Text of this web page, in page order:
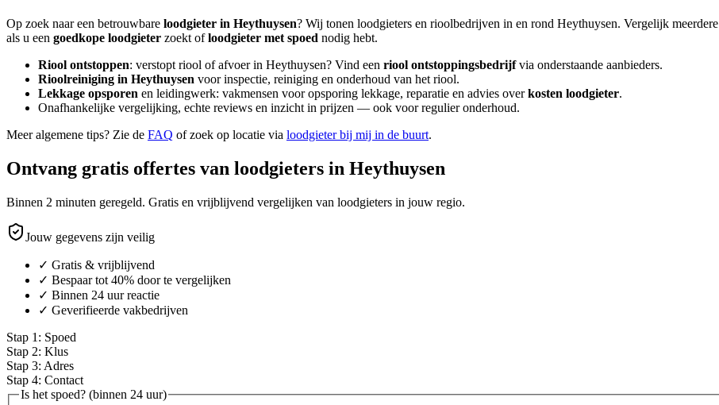
Op zoek naar een betrouwbare loodgieter in Heythuysen? Wij tonen loodgieters en rioolbedrijven in en rond Heythuysen. Vergelijk meerdere
als u een goedkope loodgieter zoekt ofloodgieter met spoed nodig hebt.
Riool ontstoppen: verstopt riool of afvoer in Heythuysen? Vind een riool ontstoppingsbedrijfvia onderstaande aanbieders.
Rioolreiniging in Heythuysen voor inspectie, reiniging en onderhoud van het riool.
Lekkage opsporen en leidingwerk: vakmensen voor opsporing lekkage, reparatie en advies overkosten loodgieter.
Onafhankelijke vergelijking, echte reviews en inzicht in prijzen — ook voor regulier onderhoud.
Meer algemene tips? Zie de FAQ of zoek op locatie via loodgieter bij mij in de buurt.
Ontvang gratis offertes van loodgieters in Heythuysen
Binnen 2 minuten geregeld. Gratis en vrijblijvend vergelijken van loodgieters in jouw regio.
Jouw gegevens zijn veilig
✓ Gratis & vrijblijvend
✓ Bespaar tot 40% door te vergelijken
✓ Binnen 24 uur reactie
✓ Geverifieerde vakbedrijven
Stap 1 : Spoed
Stap 2: Klus
Stap 3: Adres
Stap 4: Contact
Is het spoed? (binnen 24 uur)